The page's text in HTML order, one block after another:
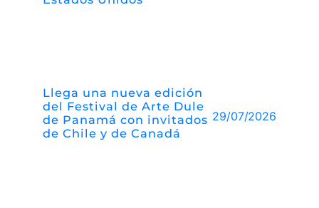
Llega una nueva edición
del Festival de Arte Dule
de Panamá con invitados
de Chile y de Canadá
29/07/2026